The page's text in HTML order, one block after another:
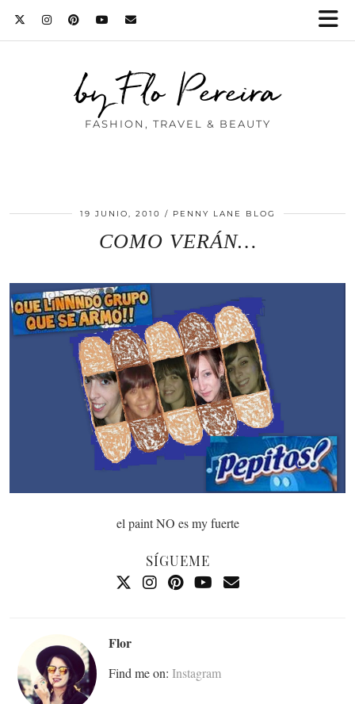
by Flo Pereira
FASHION, TRAVEL & BEAUTY
19 JUNIO, 2010 PENNY LANE BLOG
COMO VERÁN…
el paint NO es my fuerte
SÍGUEME
Flor
Find me on: Instagram